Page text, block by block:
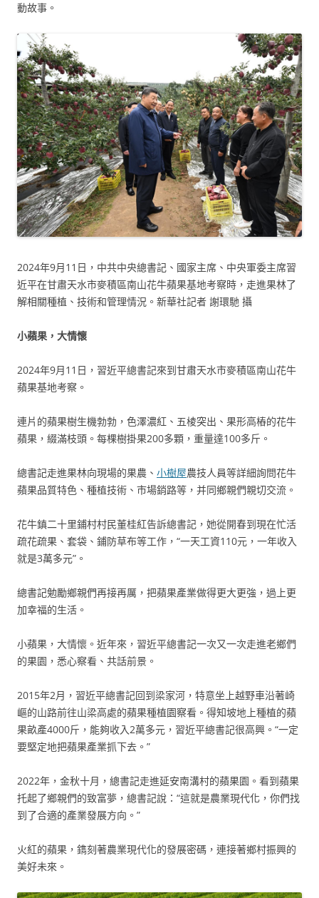
動故事。
2024年9月11日，中共中央總書記、國家主席、中央軍委主席習
近平在甘肅天水市麥積區南山花牛蘋果基地考察時，走進果林了
解相關種植、技術和管理情況。新華社記者 謝環馳 攝
小蘋果，大情懷
2024年9月11日，習近平總書記來到甘肅天水市麥積區南山花牛
蘋果基地考察。
連片的蘋果樹生機勃勃，色澤濃紅、五棱突出、果形高樁的花牛
蘋果，綴滿枝頭。每棵樹掛果200多顆，重量達100多斤。
總書記走進果林向現場的果農、 小樹屋農技人員等詳細詢問花牛
蘋果品質特色、種植技術、市場銷路等，并同鄉親們親切交流。
花牛鎮二十里鋪村村民董桂紅告訴總書記，她從開春到現在忙活
疏花疏果、套袋、鋪防草布等工作，“一天工資110元，一年收入
就是3萬多元”。
總書記勉勵鄉親們再接再厲，把蘋果產業做得更大更強，過上更
加幸福的生活。
小蘋果，大情懷。近年來，習近平總書記一次又一次走進老鄉們
的果園，悉心察看、共話前景。
2015年2月，習近平總書記回到梁家河，特意坐上越野車沿著崎
嶇的山路前往山梁高處的蘋果種植園察看。得知坡地上種植的蘋
果畝產4000斤，能夠收入2萬多元，習近平總書記很高興。“一定
要堅定地把蘋果產業抓下去。”
2022年，金秋十月，總書記走進延安南溝村的蘋果園。看到蘋果
托起了鄉親們的致富夢，總書記說：“這就是農業現代化，你們找
到了合適的產業發展方向。”
火紅的蘋果，鐫刻著農業現代化的發展密碼，連接著鄉村振興的
美好未來。